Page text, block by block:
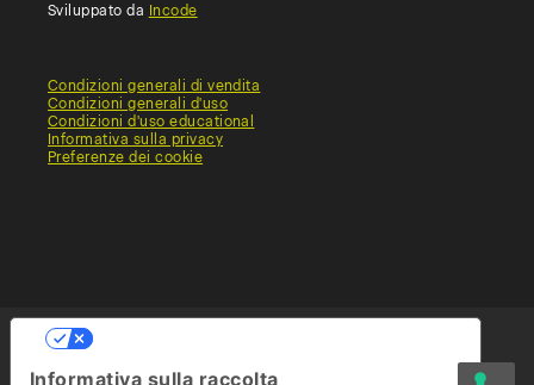
Sviluppato da
Incode
Condizioni generali di vendita
Condizioni generali d'uso
Condizioni d'uso educational
Informativa sulla privacy
Preferenze dei cookie
Informativa sulla raccolta
Le tue preferenze relative alla privacy